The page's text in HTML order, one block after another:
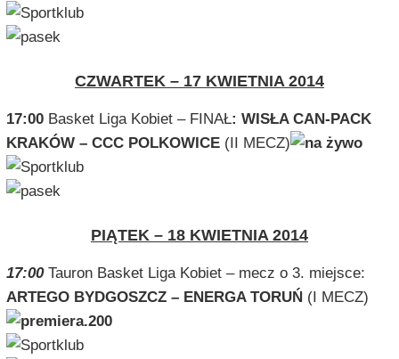
CZWARTEK – 17 KWIETNIA 2014
17:00Basket Liga Kobiet – FINAŁ: WISŁA CAN-PACK
KRAKÓW – CCC POLKOWICE (II MECZ)
PIĄTEK – 18 KWIETNIA 2014
17:00 Tauron Basket Liga Kobiet – mecz o 3. miejsce:
ARTEGO BYDGOSZCZ – ENERGA TORUŃ (I MECZ)